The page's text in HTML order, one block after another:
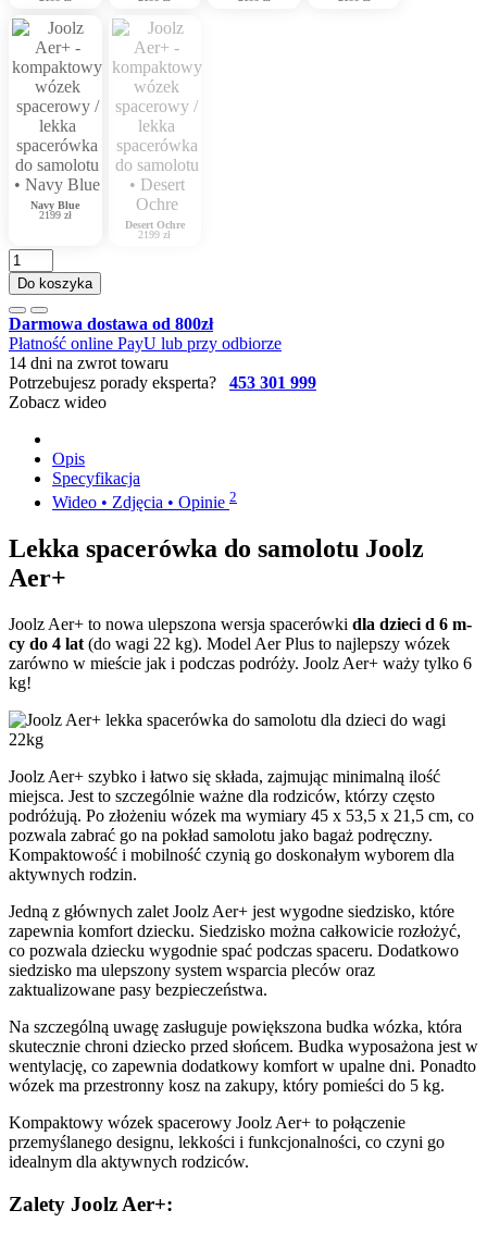
Navy Blue
2199 zł
Desert Ochre
2199 zł
Do koszyka
Darmowa dostawa od 800zł
Płatność online PayU lub przy odbiorze
14 dni na zwrot towaru
Potrzebujesz porady eksperta? 453 301 999
Zobacz wideo
Opis
Specyfikacja
Wideo • Zdjęcia • Opinie 2
Lekka spacerówka do samolotu Joolz
Aer+
Joolz Aer+ to nowa ulepszona wersja spacerówki dla dzieci d 6 m-
cy do 4 lat (do wagi 22 kg). Model Aer Plus to najlepszy wózek
zarówno w mieście jak i podczas podróży. Joolz Aer+ waży tylko 6
kg!
Joolz Aer+ szybko i łatwo się składa, zajmując minimalną ilość
miejsca. Jest to szczególnie ważne dla rodziców, którzy często
podróżują. Po złożeniu wózek ma wymiary 45 x 53,5 x 21,5 cm, co
pozwala zabrać go na pokład samolotu jako bagaż podręczny.
Kompaktowość i mobilność czynią go doskonałym wyborem dla
aktywnych rodzin.
Jedną z głównych zalet Joolz Aer+ jest wygodne siedzisko, które
zapewnia komfort dziecku. Siedzisko można całkowicie rozłożyć,
co pozwala dziecku wygodnie spać podczas spaceru. Dodatkowo
siedzisko ma ulepszony system wsparcia pleców oraz
zaktualizowane pasy bezpieczeństwa.
Na szczególną uwagę zasługuje powiększona budka wózka, która
skutecznie chroni dziecko przed słońcem. Budka wyposażona jest w
wentylację, co zapewnia dodatkowy komfort w upalne dni. Ponadto
wózek ma przestronny kosz na zakupy, który pomieści do 5 kg.
Kompaktowy wózek spacerowy Joolz Aer+ to połączenie
przemyślanego designu, lekkości i funkcjonalności, co czyni go
idealnym dla aktywnych rodziców.
Zalety Joolz Aer+: